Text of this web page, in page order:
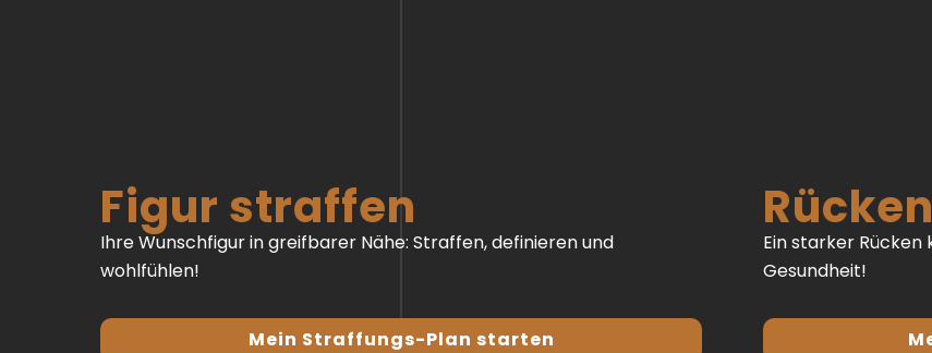
Figur straffen
Ihre Wunschfigur in greifbarer Nähe: Straffen, definieren und
wohlfühlen!
Mein Straffungs-Plan starten
Ein starker
Gesundheit!